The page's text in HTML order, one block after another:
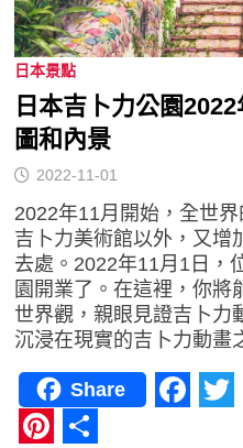
日本景點
日本吉卜力公園
圖和內景
2022-11-01
2022年11月開始，全世
吉卜力美術館以外，又增
去處。2022年11月1日，
園開業了。在這裡，你將
世界觀，親眼見證吉卜力
沉浸在現實的吉卜力動畫
Share